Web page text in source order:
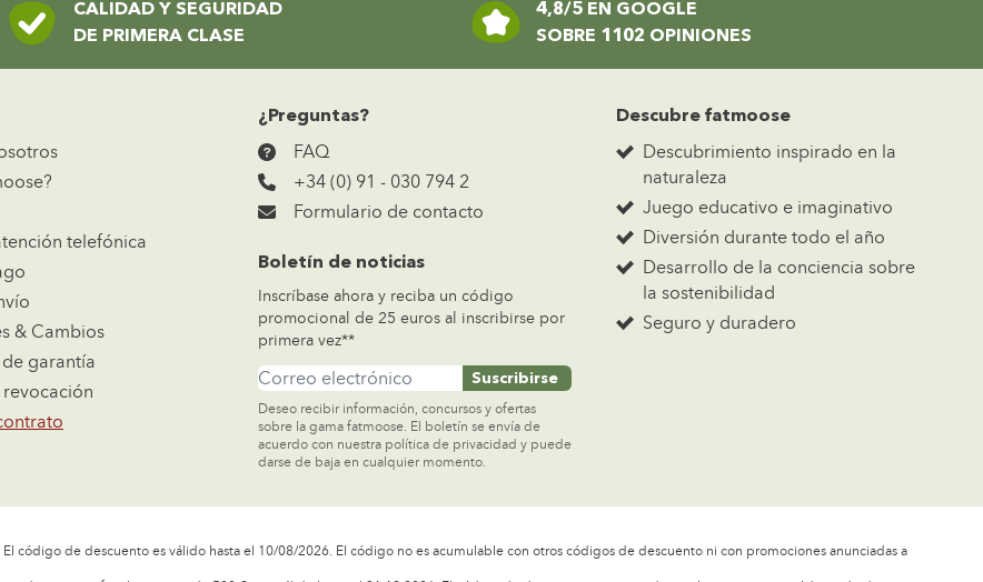
CALIDAD Y SEGURIDAD
DE PRIMERA CLASE
4,8/5 EN GOOGLE
SOBRE 1102 OPINIONES
telefónica
& Cambios
garantía
¿Preguntas?
FAQ
+34 (0) 91 - 030 794 2
Formulario de contacto
Boletín de noticias
Inscríbase ahora y reciba un código
promocional de 25 euros al inscribirse por
primera vez**
Dirección de email
Suscribirse
Deseo recibir información, concursos y ofertas
sobre la gama fatmoose. El boletín se envía de
acuerdo con nuestra política de privacidad y puede
darse de baja en cualquier momento.
Descubre fatmoose
Descubrimiento inspirado en la
naturaleza
Juego educativo e imaginativo
Diversión durante todo el año
Desarrollo de la conciencia sobre
la sostenibilidad
Seguro y duradero
código de descuento es válido hasta el 10/08/2026. El código no es acumulable con otros códigos de descuento ni con promociones anunciadas a